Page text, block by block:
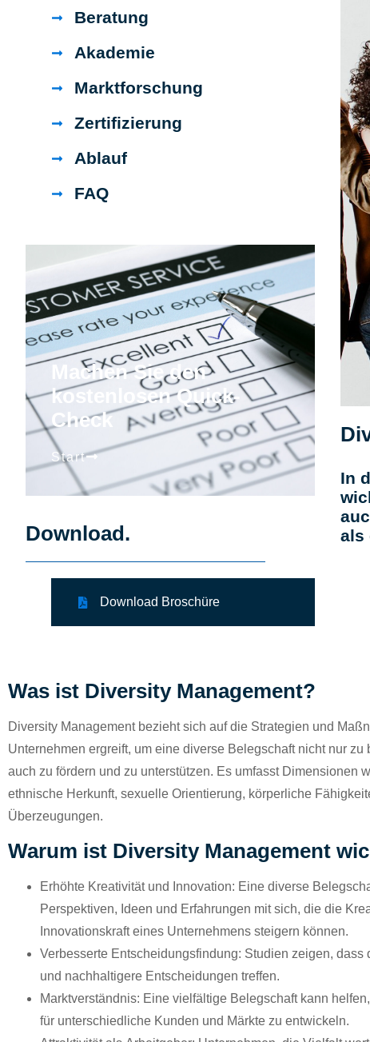
Beratung
Akademie
Marktforschung
Zertifizierung
Ablauf
FAQ
Machen Sie den
kostenlosen Quick-
Check
Start
Download.
Download Broschüre
In
als
Was ist Diversity Management?
Diversity Management bezieht sich auf die Strategien und
Unternehmen ergreift, um eine diverse Belegschaft nicht nur zu
auch zu fördern und zu unterstützen. Es umfasst Dimensionen
ethnische Herkunft, sexuelle Orientierung, körperliche
Überzeugungen.
Warum ist Diversity Management
Erhöhte Kreativität und Innovation: Eine diverse
Perspektiven, Ideen und Erfahrungen mit sich, die die
Innovationskraft eines Unternehmens steigern können.
Verbesserte Entscheidungsfindung: Studien zeigen, dass
und nachhaltigere Entscheidungen treffen.
Marktverständnis: Eine vielfältige Belegschaft kann
für unterschiedliche Kunden und Märkte zu entwickeln.